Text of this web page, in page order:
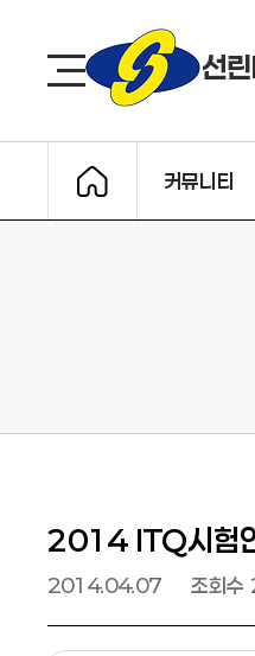
사이트맵
선린대 로고?
선
메인으로
커뮤니티
2014 ITQ시험
날짜
2014.04.07 조회수